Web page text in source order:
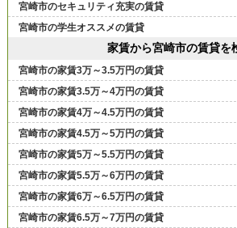
宮崎市のセキュリティ充実の賃貸
宮崎市の学生オススメの賃貸
家賃から宮崎市の賃貸を
宮崎市の家賃3万～3.5万円の賃貸
宮崎市の家賃3.5万～4万円の賃貸
宮崎市の家賃4万～4.5万円の賃貸
宮崎市の家賃4.5万～5万円の賃貸
宮崎市の家賃5万～5.5万円の賃貸
宮崎市の家賃5.5万～6万円の賃貸
宮崎市の家賃6万～6.5万円の賃貸
宮崎市の家賃6.5万～7万円の賃貸